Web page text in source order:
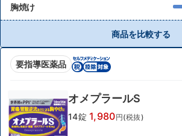
胸焼け
商品を比較する
要指導医薬品
オメプラールS
14錠 1,980円(税抜)